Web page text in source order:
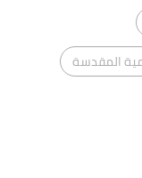
المقدسة